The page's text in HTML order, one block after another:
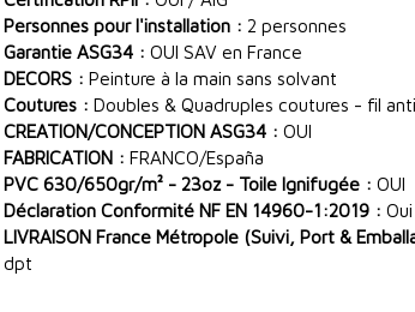
Personnes pour l'installation : 2 personnes
Garantie ASG34 : OUI SAV en France
DECORS : Peinture à la main sans solvant
Coutures : Doubles & Quadruples coutures - fil
CREATION/CONCEPTION ASG34 : OUI
FABRICATION : FRANCO/España
PVC 630/650gr/m² - 23oz - Toile Ignifugée : OUI
Déclaration Conformité NF EN 14960-1:2019 : Oui
LIVRAISON France Métropole (Suivi, Port &
dpt